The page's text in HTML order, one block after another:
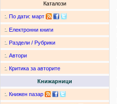
Каталози
:. По дати: март
:. Електронни книги
:. Раздели / Рубрики
:. Автори
:. Критика за авторите
Книжарници
:. Книжен пазар